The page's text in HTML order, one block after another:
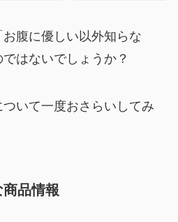
腹に優しい以外知らな
はないでしょうか？
いて一度おさらいしてみ
品情報